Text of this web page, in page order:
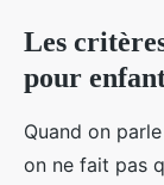
Les
pour
Quand on
on ne fait pas